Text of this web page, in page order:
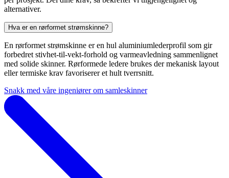
alternativer.
Hva er en rørformet strømskinne?
En rørformet strømskinne er en hul aluminiumlederprofil som gir
forbedret stivhet-til-vekt-forhold og varmeavledning sammenlignet
med solide skinner. Rørformede ledere brukes der mekanisk layout
eller termiske krav favoriserer et hult tverrsnitt.
Snakk med våre ingeniører om samleskinner